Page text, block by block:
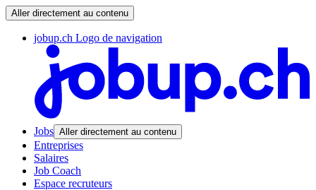
Aller directement au contenu
jobup.ch Logo de navigation
Jobs Aller directement au contenu
Entreprises
Salaires
Job Coach
Espace recruteurs